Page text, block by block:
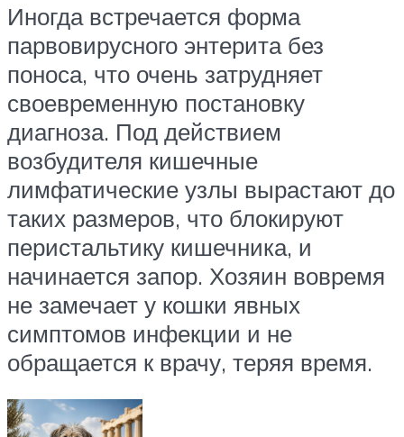
Иногда встречается форма
парвовирусного энтерита без
поноса, что очень затрудняет
своевременную постановку
диагноза. Под действием
возбудителя кишечные
лимфатические узлы вырастают до
таких размеров, что блокируют
перистальтику кишечника, и
начинается запор. Хозяин вовремя
не замечает у кошки явных
симптомов инфекции и не
обращается к врачу, теряя время.